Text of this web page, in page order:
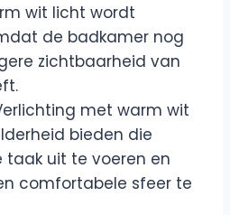
wit licht wordt
de badkamer nog
zichtbaarheid van
met warm wit
bieden die
taak uit te voeren en
comfortabele sfeer te